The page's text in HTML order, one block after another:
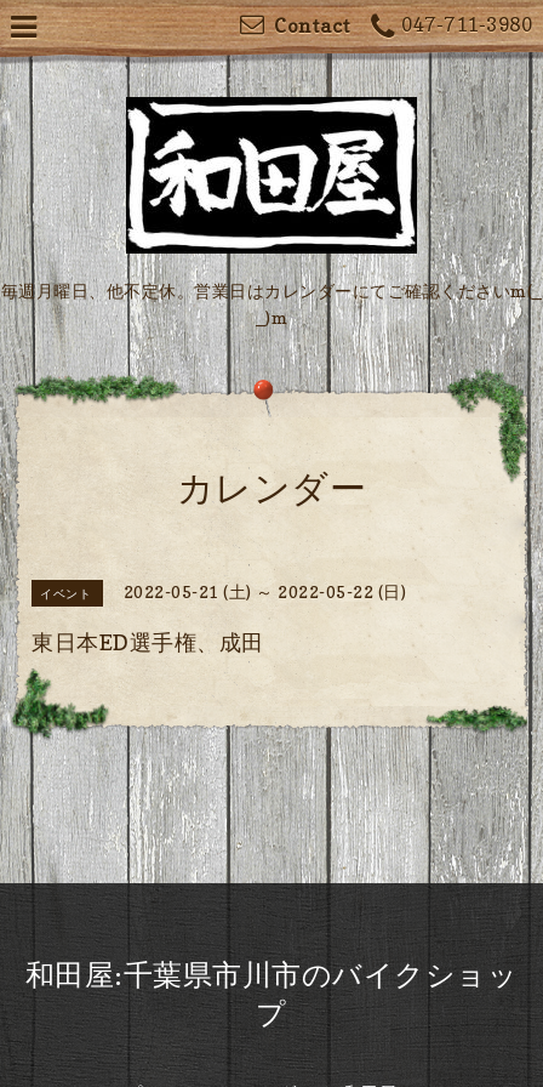
047-711-3980
Contact
毎週月曜日、他不定休。営業日はカレンダーにてご確認くださいm(_
_)m
カレンダー
イベント 2022-05-21 (土) ～ 2022-05-22 (日)
東日本ED選手権、成田
和田屋:千葉県市川市のバイクショッ
プ